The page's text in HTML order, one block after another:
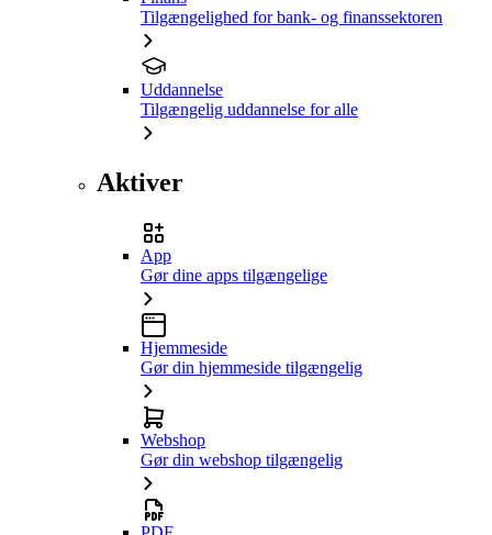
Tilgængelighed for bank- og finanssektoren
Uddannelse
Tilgængelig uddannelse for alle
Aktiver
App
Gør dine apps tilgængelige
Hjemmeside
Gør din hjemmeside tilgængelig
Webshop
Gør din webshop tilgængelig